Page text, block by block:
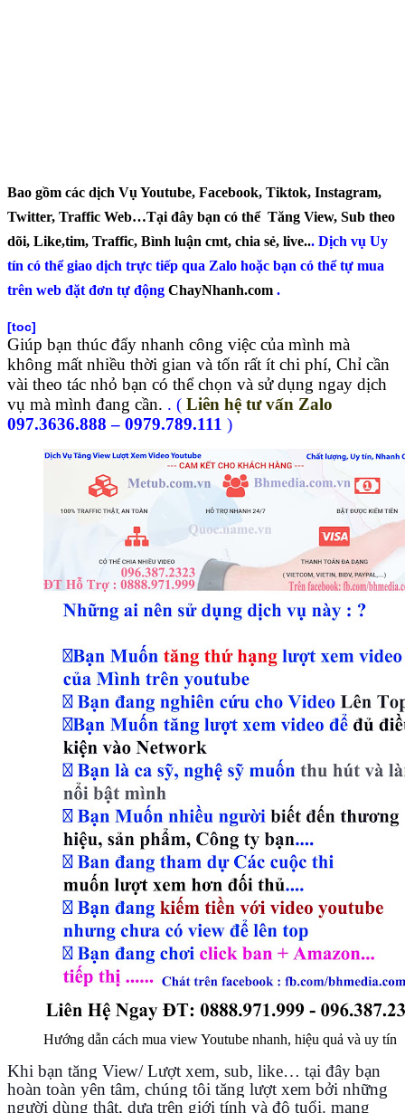
Bao gồm các dịch Vụ Youtube, Facebook, Tiktok, Instagram,
Twitter, Traffic Web…Tại đây bạn có thể Tăng View, Sub theo
dõi, Like,tim, Traffic, Bình luận cmt, chia sẻ, live... Dịch vụ Uy
tín có thể giao dịch trực tiếp qua Zalo hoặc bạn có thể tự mua
trên web đặt đơn tự động ChayNhanh.com .
[toc]
Giúp bạn thúc đẩy nhanh công việc của mình mà
không mất nhiều thời gian và tốn rất ít chi phí, Chỉ cần
vài theo tác nhỏ bạn có thể chọn và sử dụng ngay dịch
vụ mà mình đang cần. . ( Liên hệ tư vấn Zalo
097.3636.888 – 0979.789.111 )
Hướng dẫn cách mua view Youtube nhanh, hiệu quả và uy tín
Khi bạn tăng View/ Lượt xem, sub, like… tại đây bạn
hoàn toàn yên tâm, chúng tôi tăng lượt xem bởi những
người dùng thật, dựa trên giới tính và độ tuổi. mang